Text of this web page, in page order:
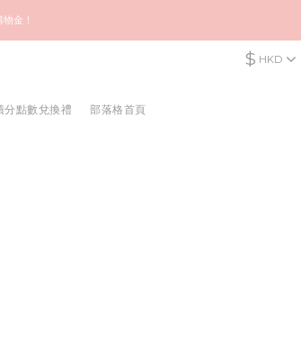
推薦！
金！
$ HKD
分點數兌換禮 部落格首頁